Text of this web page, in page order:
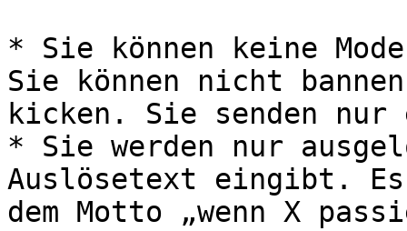
* Sie können keine
Sie können nicht
kicken. Sie senden
* Sie werden nur
Auslösetext eingibt.
dem Motto „wenn X